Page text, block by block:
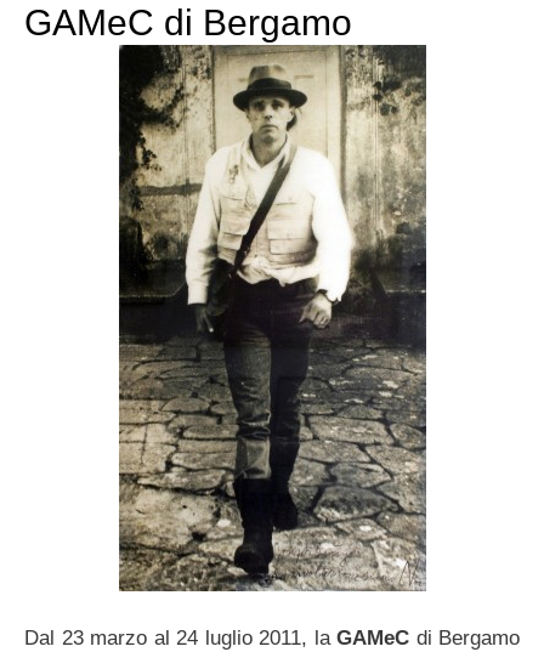
GAMeC di Bergamo
Dal 23 marzo al 24 luglio 2011, la GAMeC di Bergamo